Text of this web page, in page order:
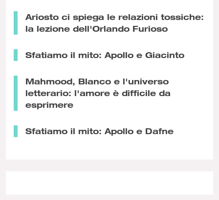
Ariosto ci spiega le relazioni tossiche:
la lezione dell'Orlando Furioso
Sfatiamo il mito: Apollo e Giacinto
Mahmood, Blanco e l'universo
letterario: l'amore è difficile da
esprimere
Sfatiamo il mito: Apollo e Dafne